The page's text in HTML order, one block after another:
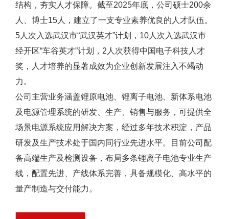
结构，夯实人才保障。截至2025年底，公司硕士200余
人、博士15人，建立了一支专业素养优良的人才队伍。
5人次入选武汉市“武汉英才”计划，10人次入选武汉市
经开区“车谷英才”计划，2人次获得中国电子科技人才
奖，人才培养的显著成效为企业创新发展注入不竭动
力。
公司主营业务涵盖锂原电池、锂离子电池、新体系电池
及电源管理系统的研发、生产、销售与服务，可提供全
场景电源系统应用解决方案，经过多年技术积淀，产品
研发及生产技术处于国内同行业先进水平。目前公司配
备高端生产及检测设备，布局多条锂离子电池专业生产
线，配置先进、产线体系完善，具备规模化、高水平的
量产制造与交付能力。